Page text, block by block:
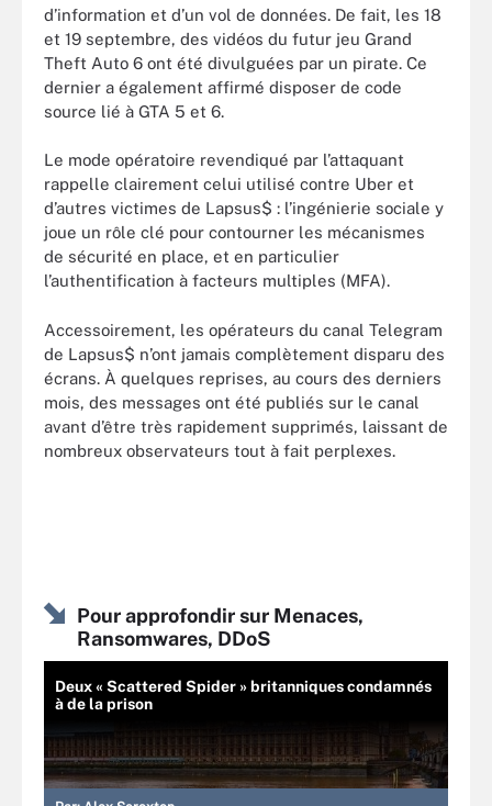
d’information et d’un vol de données. De fait, les 18
et 19 septembre, des vidéos du futur jeu Grand
Theft Auto 6 ont été divulguées par un pirate. Ce
dernier a également affirmé disposer de code
source lié à GTA 5 et 6.
Le mode opératoire revendiqué par l’attaquant
rappelle clairement celui utilisé contre Uber et
d’autres victimes de Lapsus$ : l’ingénierie sociale y
joue un rôle clé pour contourner les mécanismes
de sécurité en place, et en particulier
l’authentification à facteurs multiples (MFA).
Accessoirement, les opérateurs du canal Telegram
de Lapsus$ n’ont jamais complètement disparu des
écrans. À quelques reprises, au cours des derniers
mois, des messages ont été publiés sur le canal
avant d’être très rapidement supprimés, laissant de
nombreux observateurs tout à fait perplexes.
Pour approfondir sur Menaces,
Ransomwares, DDoS
Deux « Scattered Spider » britanniques condamnés
à de la prison